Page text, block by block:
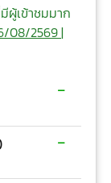
ผู้เข้าชมมาก
08/2569 |
-
-